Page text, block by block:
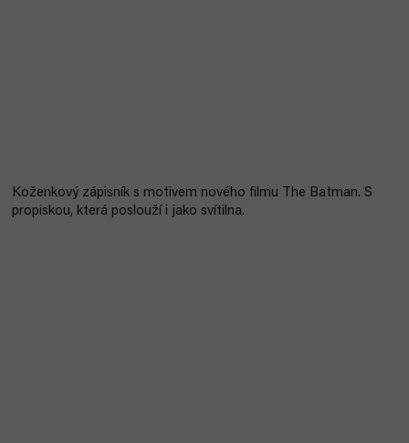
Koženkový zápisník s motivem nového filmu The Batman. S
propiskou, která poslouží i jako svítilna.